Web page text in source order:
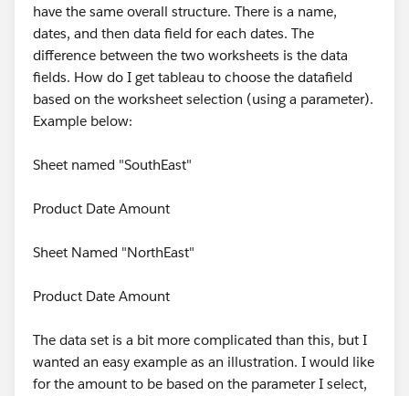
have the same overall structure. There is a name,
dates, and then data field for each dates. The
difference between the two worksheets is the data
fields. How do I get tableau to choose the datafield
based on the worksheet selection (using a parameter).
Example below:
Sheet named "SouthEast"
Product Date Amount
Sheet Named "NorthEast"
Product Date Amount
The data set is a bit more complicated than this, but I
wanted an easy example as an illustration. I would like
for the amount to be based on the parameter I select,